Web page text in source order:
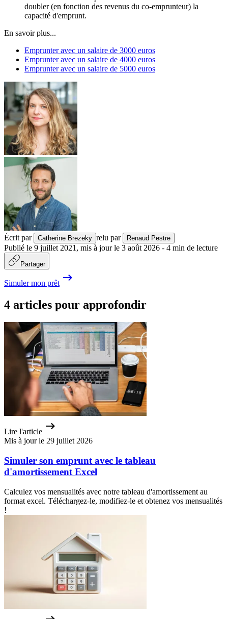
doubler (en fonction des revenus du co-emprunteur) la
capacité d'emprunt.
En savoir plus...
Emprunter avec un salaire de 3000 euros
Emprunter avec un salaire de 4000 euros
Emprunter avec un salaire de 5000 euros
Écrit par Catherine Brezeky relu par Renaud Pestre
Publié le 9 juillet 2021 , mis à jour le 3 août 2026 - 4 min de lecture
Partager
Simuler mon prêt
4 articles pour approfondir
Lire l'article
Mis à jour le 29 juillet 2026
Simuler son emprunt avec le tableau
d'amortissement Excel
Calculez vos mensualités avec notre tableau d'amortissement au
format excel. Téléchargez-le, modifiez-le et obtenez vos mensualités
!